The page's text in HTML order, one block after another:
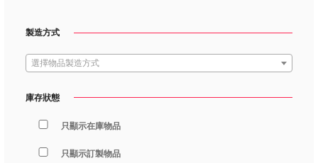
製造方式
選擇物品製造方式
庫存狀態
只顯示在庫物品
只顯示訂製物品